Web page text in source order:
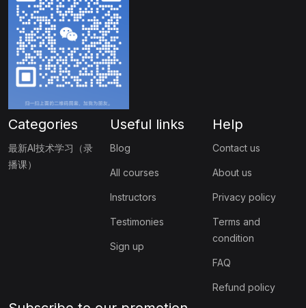
Categories
最新AI技术学习（录
播课）
Useful links
Blog
All courses
Instructors
Testimonies
Sign up
Help
Contact us
About us
Privacy policy
Terms and
condition
FAQ
Refund policy